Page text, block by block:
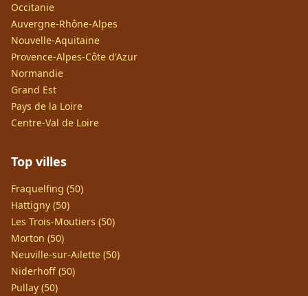
Occitanie
Auvergne-Rhône-Alpes
Nouvelle-Aquitaine
Provence-Alpes-Côte d'Azur
Normandie
Grand Est
Pays de la Loire
Centre-Val de Loire
Top villes
Fraquelfing (50)
Hattigny (50)
Les Trois-Moutiers (50)
Morton (50)
Neuville-sur-Ailette (50)
Niderhoff (50)
Pullay (50)